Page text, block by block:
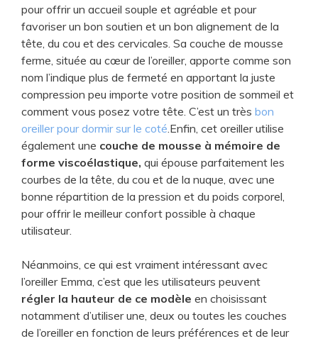
pour offrir un accueil souple et agréable et pour
favoriser un bon soutien et un bon alignement de la
tête, du cou et des cervicales. Sa couche de mousse
ferme, située au cœur de l’oreiller, apporte comme son
nom l’indique plus de fermeté en apportant la juste
compression peu importe votre position de sommeil et
comment vous posez votre tête. C’est un très bon
oreiller pour dormir sur le coté .Enfin, cet oreiller utilise
également une couche de mousse à mémoire de
forme viscoélastique, qui épouse parfaitement les
courbes de la tête, du cou et de la nuque, avec une
bonne répartition de la pression et du poids corporel,
pour offrir le meilleur confort possible à chaque
utilisateur.
Néanmoins, ce qui est vraiment intéressant avec
l’oreiller Emma, c’est que les utilisateurs peuvent
régler la hauteur de ce modèle en choisissant
notamment d’utiliser une, deux ou toutes les couches
de l’oreiller en fonction de leurs préférences et de leur